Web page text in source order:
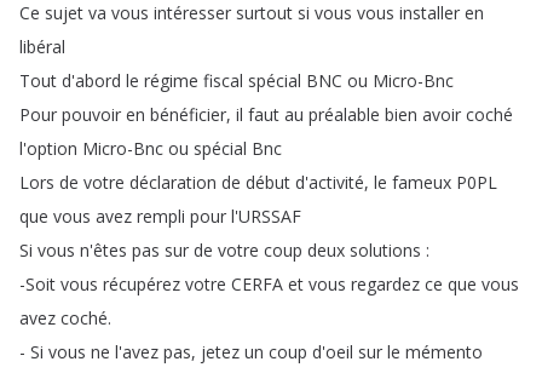
Ce sujet va vous intéresser surtout si vous vous installer en
libéral
Tout d'abord le régime fiscal spécial BNC ou Micro-Bnc
Pour pouvoir en bénéficier, il faut au préalable bien avoir coché
l'option Micro-Bnc ou spécial Bnc
Lors de votre déclaration de début d'activité, le fameux P0PL
que vous avez rempli pour l'URSSAF
Si vous n'êtes pas sur de votre coup deux solutions :
-Soit vous récupérez votre CERFA et vous regardez ce que vous
avez coché.
- Si vous ne l'avez pas, jetez un coup d'oeil sur le mémento